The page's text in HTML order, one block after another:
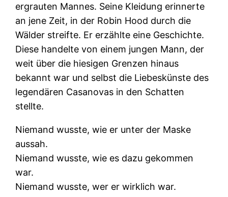
ergrauten Mannes. Seine Kleidung erinnerte
an jene Zeit, in der Robin Hood durch die
Wälder streifte. Er erzählte eine Geschichte.
Diese handelte von einem jungen Mann, der
weit über die hiesigen Grenzen hinaus
bekannt war und selbst die Liebeskünste des
legendären Casanovas in den Schatten
stellte.
Niemand wusste, wie er unter der Maske
aussah.
Niemand wusste, wie es dazu gekommen
war.
Niemand wusste, wer er wirklich war.